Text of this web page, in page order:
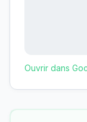
Ouvrir dans